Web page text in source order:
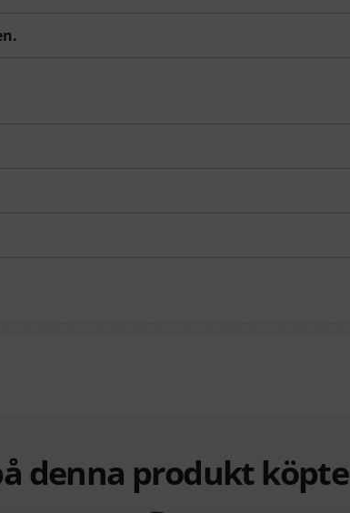
denna produkt köpte